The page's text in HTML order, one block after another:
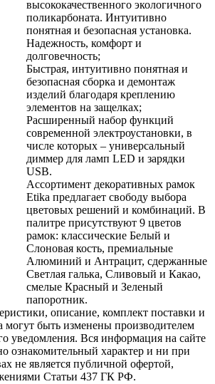
высококачественного экологичного
поликарбоната. Интуитивно
понятная и безопасная установка.
Надежность, комфорт и
долговечность;
Быстрая, интуитивно понятная и
безопасная сборка и демонтаж
изделий благодаря креплению
элементов на защелках;
Расширенный набор функций
современной электроустановки, в
числе которых – универсальный
диммер для ламп LED и зарядки
USB.
Ассортимент декоративных рамок
Etika предлагает свободу выбора
цветовых решений и комбинаций. В
палитре присутствуют 9 цветов
рамок: классические Белый и
Слоновая кость, премиальные
Алюминий и Антрацит, сдержанные
Светлая галька, Сливовый и Какао,
смелые Красный и Зеленый
папоротник.
описание, комплект поставки и
могут быть изменены производителем
уведомления. Вся информация на сайте
ознакомительный характер и ни при
не является публичной офертой,
Статьи 437 ГК РФ.